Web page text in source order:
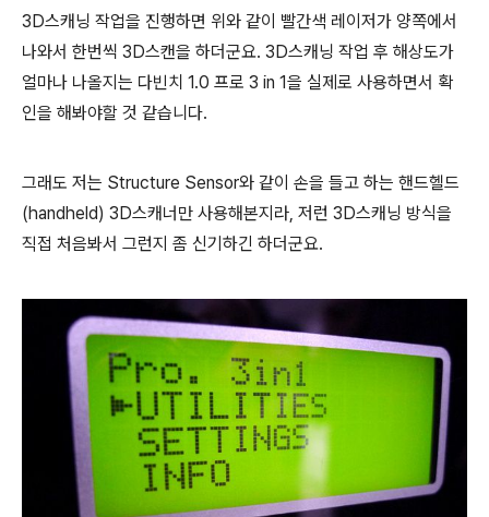
3D스캐닝 작업을 진행하면 위와 같이 빨간색 레이저가 양쪽에서
나와서 한번씩 3D스캔을 하더군요. 3D스캐닝 작업 후 해상도가
얼마나 나올지는 다빈치 1.0 프로 3 in 1을 실제로 사용하면서 확
인을 해봐야할 것 같습니다.
그래도 저는 Structure Sensor와 같이 손을 들고 하는 핸드헬드
(handheld) 3D스캐너만 사용해본지라, 저런 3D스캐닝 방식을
직접 처음봐서 그런지 좀 신기하긴 하더군요.